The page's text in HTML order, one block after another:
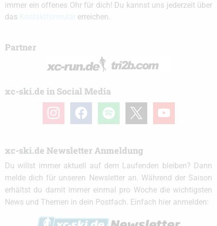
immer ein offenes Ohr für dich! Du kannst uns jederzeit über
das
erreichen.
Partner
xc-ski.de in Social Media
instagramfacebook spotify youtube
xc-ski.de Newsletter Anmeldung
Du willst immer aktuell auf dem Laufenden bleiben? Dann
melde dich für unseren Newsletter an. Während der Saison
erhältst du damit immer einmal pro Woche die wichtigsten
News und Themen in dein Postfach. Einfach hier anmelden: